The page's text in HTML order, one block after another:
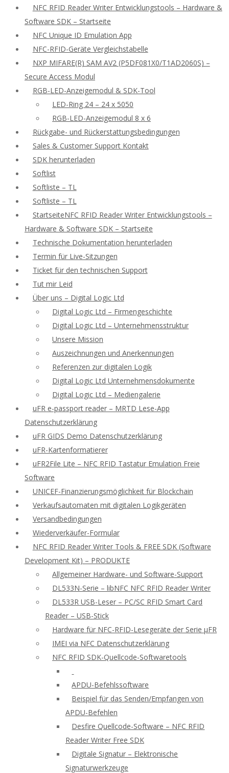
NFC RFID Reader Writer Entwicklungstools – Hardware &
Software SDK – Startseite
NFC Unique ID Emulation App
NFC-RFID-Geräte Vergleichstabelle
NXP MIFARE(R) SAM AV2 (P5DF081X0/T1AD2060S) –
Secure Access Modul
RGB-LED-Anzeigemodul & SDK-Tool
LED-Ring 24 – 24 x 5050
RGB-LED-Anzeigemodul 8 x 6
Rückgabe- und Rückerstattungsbedingungen
Sales & Customer Support Kontakt
SDK herunterladen
Softlist
Softliste – TL
Softliste – TL
StartseiteNFC RFID Reader Writer Entwicklungstools –
Hardware & Software SDK – Startseite
Technische Dokumentation herunterladen
Termin für Live-Sitzungen
Ticket für den technischen Support
Tut mir Leid
Über uns – Digital Logic Ltd
Digital Logic Ltd – Firmengeschichte
Digital Logic Ltd – Unternehmensstruktur
Unsere Mission
Auszeichnungen und Anerkennungen
Referenzen zur digitalen Logik
Digital Logic Ltd Unternehmensdokumente
Digital Logic Ltd – Mediengalerie
uFR e-passport reader – MRTD Lese-App
Datenschutzerklärung
uFR GIDS Demo Datenschutzerklärung
uFR-Kartenformatierer
uFR2File Lite – NFC RFID Tastatur Emulation Freie
Software
UNICEF-Finanzierungsmöglichkeit für Blockchain
Verkaufsautomaten mit digitalen Logikgeräten
Versandbedingungen
Wiederverkäufer-Formular
NFC RFID Reader Writer Tools & FREE SDK (Software
Development Kit) – PRODUKTE
Allgemeiner Hardware- und Software-Support
DL533N-Serie – libNFC NFC RFID Reader Writer
DL533R USB-Leser – PC/SC RFID Smart Card
Reader – USB-Stick
Hardware für NFC-RFID-Lesegeräte der Serie μFR
IMEI via NFC Datenschutzerklärung
NFC RFID SDK-Quellcode-Softwaretools
APDU-Befehlssoftware
Beispiel für das Senden/Empfangen von
APDU-Befehlen
Desfire Quellcode-Software – NFC RFID
Reader Writer Free SDK
Digitale Signatur – Elektronische
Signaturwerkzeuge